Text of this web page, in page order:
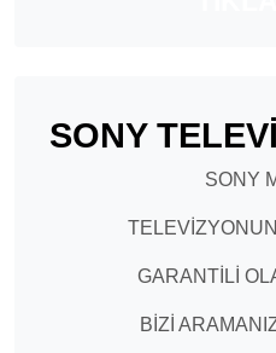
SONY
SONY
GARANTİLİ
BİZİ